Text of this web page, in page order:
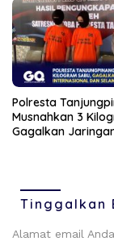
Polresta
Musnahkan 3
Gagalkan
Tinggalkan
Alamat email